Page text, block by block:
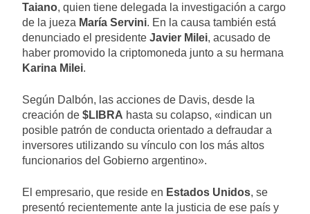
Taiano, quien tiene delegada la investigación a cargo
de la jueza María Servini. En la causa también está
denunciado el presidente Javier Milei, acusado de
haber promovido la criptomoneda junto a su hermana
Karina Milei.
Según Dalbón, las acciones de Davis, desde la
creación de $LIBRA hasta su colapso, «indican un
posible patrón de conducta orientado a defraudar a
inversores utilizando su vínculo con los más altos
funcionarios del Gobierno argentino».
El empresario, que reside en Estados Unidos, se
presentó recientemente ante la justicia de ese país y